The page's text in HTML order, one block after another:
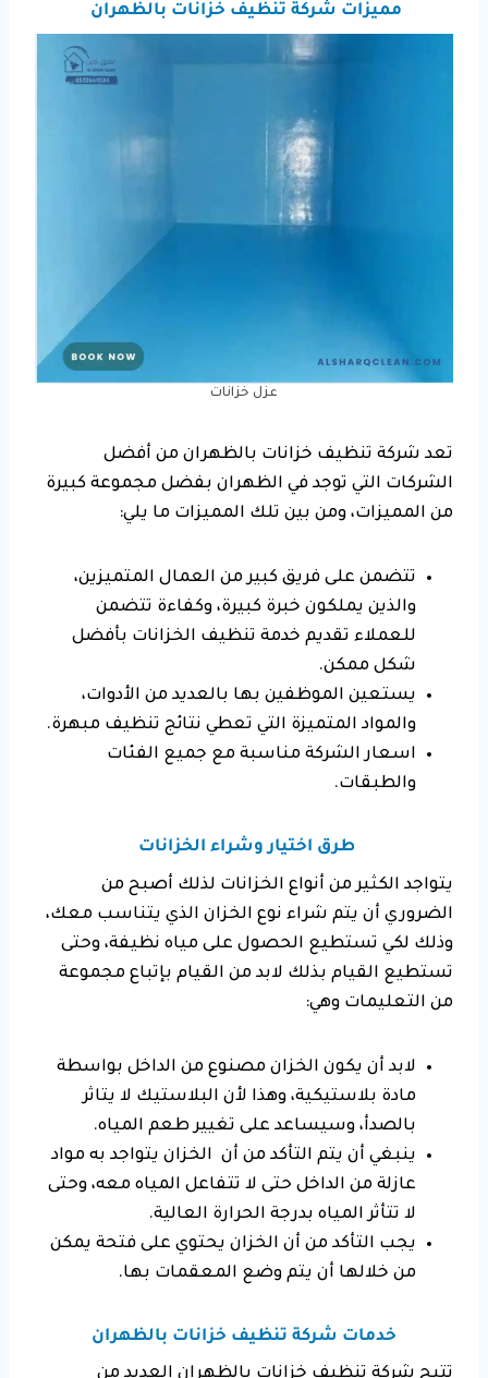
مميزات شركة تنظيف خزانات بالظهران
عزل خزانات
تعد شركة تنظيف خزانات بالظهران من أفضل
الشركات التي توجد في الظهران بفضل مجموعة كبيرة
من المميزات، ومن بين تلك المميزات ما يلي:
تتضمن على فريق كبير من العمال المتميزين،
والذين يملكون خبرة كبيرة، وكفاءة تتضمن
للعملاء تقديم خدمة تنظيف الخزانات بأفضل
شكل ممكن.
يستعين الموظفين بها بالعديد من الأدوات،
والمواد المتميزة التي تعطي نتائج تنظيف مبهرة.
اسعار الشركة مناسبة مع جميع الفئات
والطبقات.
طرق اختيار وشراء الخزانات
يتواجد الكثير من أنواع الخزانات لذلك أصبح من
الضروري أن يتم شراء نوع الخزان الذي يتناسب معك،
وذلك لكي تستطيع الحصول على مياه نظيفة، وحتى
تستطيع القيام بذلك لابد من القيام بإتباع مجموعة
من التعليمات وهي:
لابد أن يكون الخزان مصنوع من الداخل بواسطة
مادة بلاستيكية، وهذا لأن البلاستيك لا يتاثر
بالصدأ، وسيساعد على تغيير طعم المياه.
ينبغي أن يتم التأكد من أن الخزان يتواجد به مواد
عازلة من الداخل حتى لا تتفاعل المياه معه، وحتى
لا تتأثر المياه بدرجة الحرارة العالية.
يجب التأكد من أن الخزان يحتوي على فتحة يمكن
من خلالها أن يتم وضع المعقمات بها.
خدمات شركة تنظيف خزانات بالظهران
تتيح شركة تنظيف خزانات بالظهران العديد من